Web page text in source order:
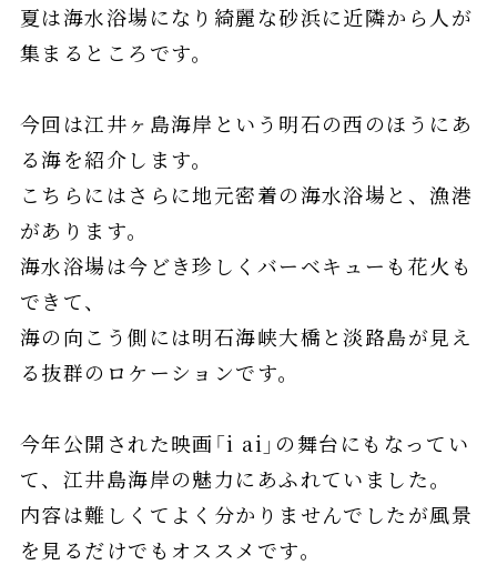
夏は海水浴場になり綺麗な砂浜に近隣から人が
集まるところです。
今回は江井ヶ島海岸という明石の西のほうにあ
る海を紹介します。
こちらにはさらに地元密着の海水浴場と、漁港
があります。
海水浴場は今どき珍しくバーベキューも花火も
できて、
海の向こう側には明石海峡大橋と淡路島が見え
る抜群のロケーションです。
今年公開された映画「i ai」の舞台にもなってい
て、江井島海岸の魅力にあふれていました。
内容は難しくてよく分かりませんでしたが風景
を見るだけでもオススメです。